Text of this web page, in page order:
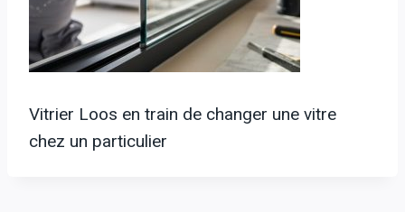
Vitrier Loos en train de changer une vitre
chez un particulier